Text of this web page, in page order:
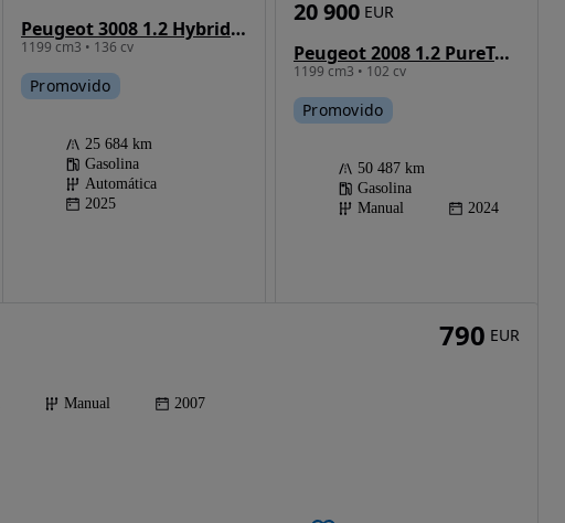
Peugeot 3008 1.2 Hybrid Allure e-DCS6
1199 cm3 • 136 cv
Promovido
25 684 km
Gasolina
Automática
2025
Peugeot 2008 1.2 PureTech Active
1199 cm3 • 102 cv
20 900 EUR
Promovido
50 487 km
Gasolina
Manual
2024
Manual 2007
790 EUR